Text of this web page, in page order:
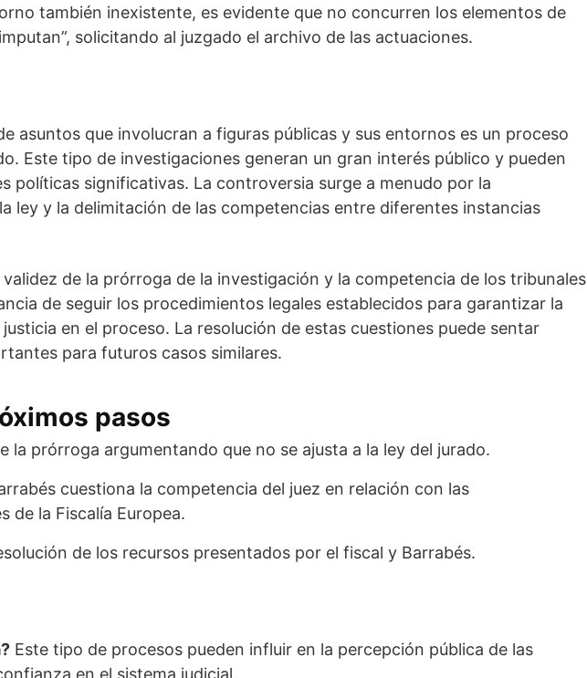
también inexistente, es evidente que no concurren los elementos de
solicitando al juzgado el archivo de las actuaciones.
asuntos que involucran a figuras públicas y sus entornos es un proceso
Este tipo de investigaciones generan un gran interés público y pueden
políticas significativas. La controversia surge a menudo por la
ley y la delimitación de las competencias entre diferentes instancias
validez de la prórroga de la investigación y la competencia de los tribunales
de seguir los procedimientos legales establecidos para garantizar la
en el proceso. La resolución de estas cuestiones puede sentar
para futuros casos similares.
pasos
la prórroga argumentando que no se ajusta a la ley del jurado.
cuestiona la competencia del juez en relación con las
de la Fiscalía Europea.
de los recursos presentados por el fiscal y Barrabés.
Este tipo de procesos pueden influir en la percepción pública de las
en el sistema judicial.